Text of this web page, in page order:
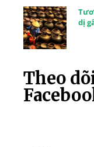
dị
Theo